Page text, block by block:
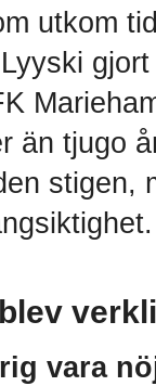
utkom
än tjugo
stigen,
vara